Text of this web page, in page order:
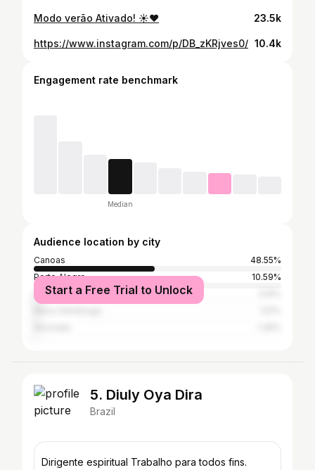
Modo verão Ativado! ☀️❤️ 23.5k
https://www.instagram.com/p/DB_zKRjves0/ 10.4k
Engagement rate benchmark
Median
Audience location by city
Canoas
48.55%
Porto Alegre
10.59%
Aglomeração urbana do Litoral Norte
Start a Free Trial to Unlock
5. Diuly Oya Dira
Brazil
Dirigente espiritual Trabalho para todos fins.